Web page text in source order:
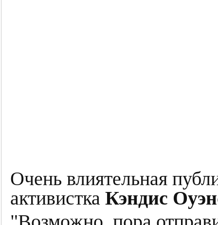
Очень влиятельная
активистка Кэндис